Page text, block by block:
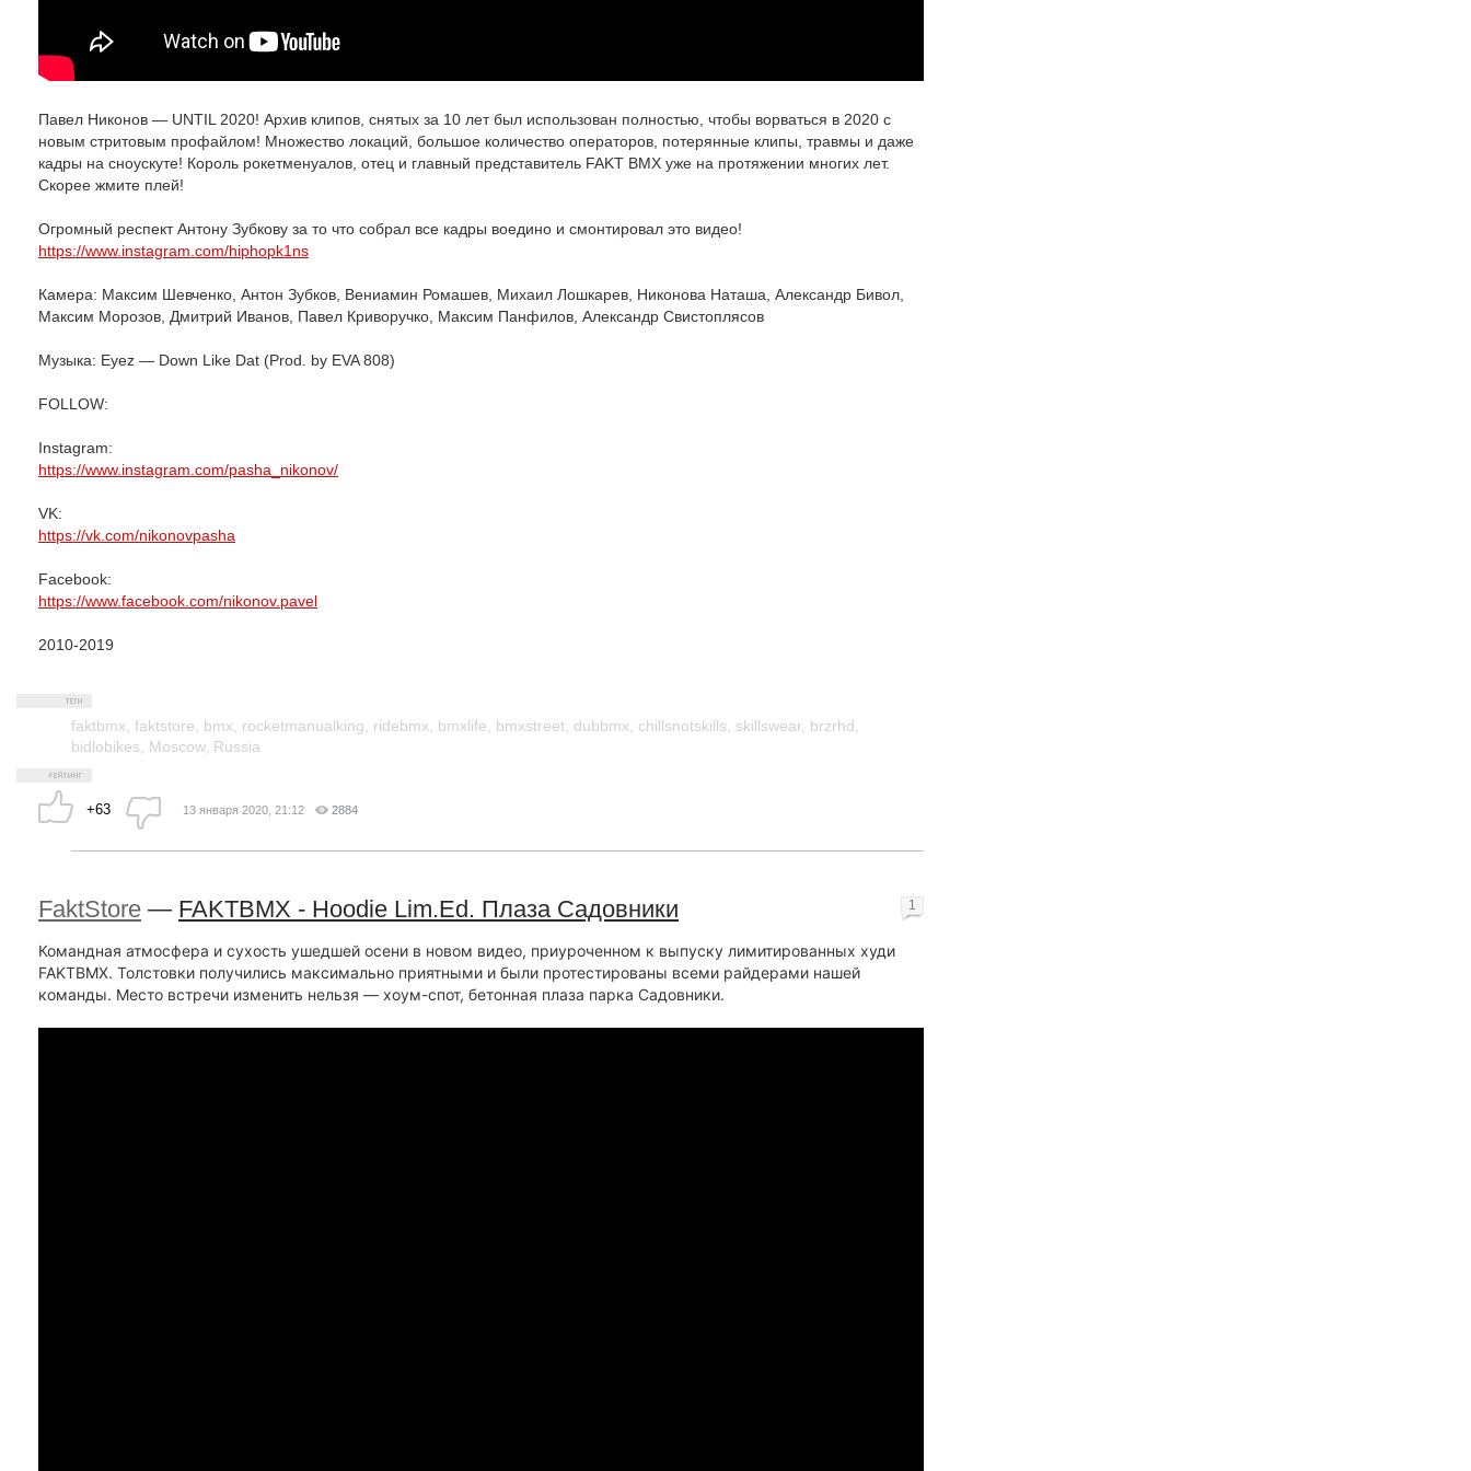
Павел Никонов — UNTIL 2020! Архив клипов, снятых за 10 лет был использован полностью, чтобы ворваться в 2020 с
новым стритовым профайлом! Множество локаций, большое количество операторов, потерянные клипы, травмы и даже
кадры на сноускуте! Король рокетменуалов, отец и главный представитель FAKT BMX уже на протяжении многих лет.
Скорее жмите плей!
Огромный респект Антону Зубкову за то что собрал все кадры воедино и смонтировал это видео!
https://www.instagram.com/hiphopk1ns
Камера: Максим Шевченко, Антон Зубков, Вениамин Ромашев, Михаил Лошкарев, Никонова Наташа, Александр Бивол,
Максим Морозов, Дмитрий Иванов, Павел Криворучко, Максим Панфилов, Александр Свистоплясов
Музыка: Eyez — Down Like Dat (Prod. by EVA 808)
FOLLOW:
Instagram:
https://www.instagram.com/pasha_nikonov/
VK:
https://vk.com/nikonovpasha
Facebook:
https://www.facebook.com/nikonov.pavel
2010-2019
faktbmx, faktstore, bmx, rocketmanualking, ridebmx, bmxlife, bmxstreet, dubbmx, chillsnotskills, skillswear, brzrhd,
bidlobikes, Moscow, Russia
+63 13 января 2020, 21:12 2884
FaktStore — FAKTBMX - Hoodie Lim.Ed. Плаза Садовники
Командная атмосфера и сухость ушедшей осени в новом видео, приуроченном к выпуску лимитированных худи
FAKTBMX. Толстовки получились максимально приятными и были протестированы всеми райдерами нашей
команды. Место встречи изменить нельзя — хоум-спот, бетонная плаза парка Садовники.
1